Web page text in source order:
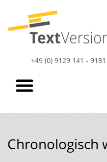
+49 (0) 9129 141 - 9181
Chronologisch